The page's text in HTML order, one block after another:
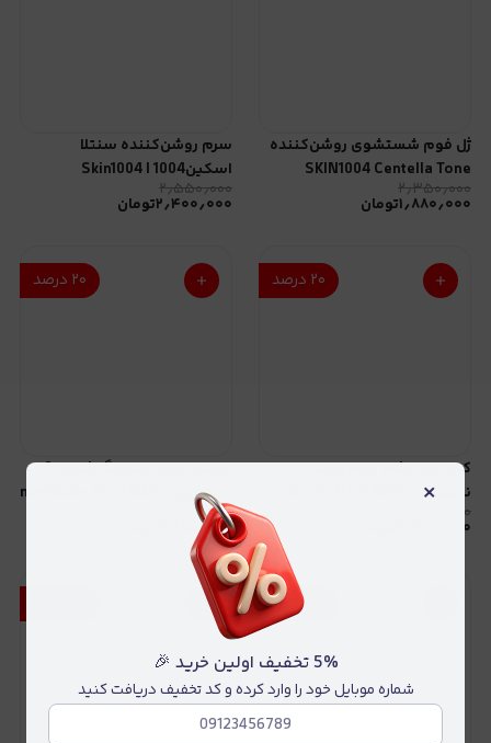
ژل فوم شستشوی روشن‌کننده
SKIN1004 Centella Tone
Brightening Cleansing Gel
Foam | پاک‌کننده ملایم و آبرسان
۲٫۳۵۰٫۰۰۰
۱٫۸۸۰٫۰۰۰تومان
سرم روشن‌کننده سنتلا
اسکین1004 | Skin1004
Centella Tone Brightening
۲٫۵۵۰٫۰۰۰
۲٫۴۰۰٫۰۰۰تومان
۲۰ درصد
کرم دور چشم حجم‌دهنده
Retinol Volumetox Eye Cream
۳٫۰۰۰٫۰۰۰
۲٫۴۰۰٫۰۰۰
۲۰ درصد
اسنس بایو لیفتینگ شماره 9
نامبوزین numbuzin No.9 NAD +
BIO Lifting-sil Essence
۳٫۹۸۰٫۰۰۰
۳٫۱۸۵٫۰۰۰
درصد
×
5% تخفیف اولین خرید 🎉
شماره موبایل خود را وارد کرده و کد تخفیف دریافت کنید